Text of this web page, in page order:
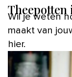
Wil je weten
maakt van
hier.